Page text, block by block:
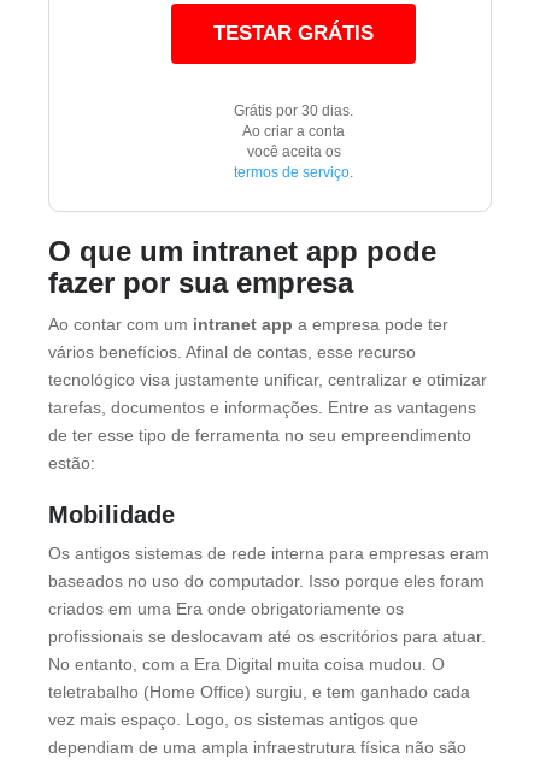
TESTAR GRÁTIS
Grátis por 30 dias.
Ao criar a conta
você aceita os
termos de serviço
O que um intranet app pode
fazer por sua empresa
Ao contar com um intranet app a empresa pode ter
vários benefícios. Afinal de contas, esse recurso
tecnológico visa justamente unificar, centralizar e otimizar
tarefas, documentos e informações. Entre as vantagens
de ter esse tipo de ferramenta no seu empreendimento
estão:
Mobilidade
Os antigos sistemas de rede interna para empresas eram
baseados no uso do computador. Isso porque eles foram
criados em uma Era onde obrigatoriamente os
profissionais se deslocavam até os escritórios para atuar.
No entanto, com a Era Digital muita coisa mudou. O
teletrabalho (Home Office) surgiu, e tem ganhado cada
vez mais espaço. Logo, os sistemas antigos que
dependiam de uma ampla infraestrutura física não são